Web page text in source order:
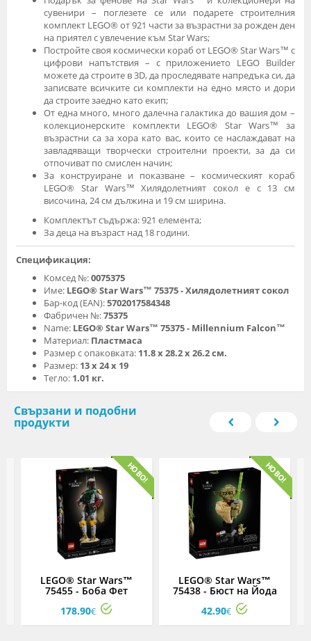
сувенири – поглезете се или подарете строителния
комплект LEGO® от 921 части за възрастни за рожден ден
на приятел с увлечение към Star Wars;
Постройте своя космически кораб от LEGO® Star Wars™ с
цифрови напътствия – с приложението LEGO Builder
можете да строите в 3D, да проследявате напредъка си, да
записвате всичките си комплекти на едно място и дори
да строите заедно като екип;
От една много, много далечна галактика до вашия дом –
колекционерските комплекти LEGO® Star Wars™ за
възрастни са за хора като вас, които се наслаждават на
завладяващи творчески строителни проекти, за да си
отпочиват по смислен начин;
За конструиране и показване – космическият кораб
LEGO® Star Wars™ Хилядолетният сокол е с 13 см
височина, 24 см дължина и 19 см ширина.
Комплектът съдържа: 921 елемента;
За деца на възраст над 18 години.
Спецификация:
Комсед №:0075375
Име: LEGO® Star Wars™ 75375 - Хилядолетният сокол
Бар-код (EAN):5702017584348
Фабричен №:75375
Name: LEGO® Star Wars™ 75375 - Millennium Falcon™
Материал: Пластмаса
Размер с опаковката: 11.8 х 28.2 х 26.2 см.
Размер: 13 х 24 х 19
Тегло: 1.01 кг.
Свързани и подобни
продукти
LEGO® Star Wars™
75455 - Боба Фет
178.90€
LEGO® Star Wars™
75438 - Бюст на Йода
42.90€